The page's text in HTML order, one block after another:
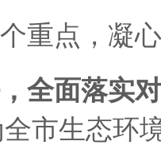
个重点，凝
全面落实
市生态环